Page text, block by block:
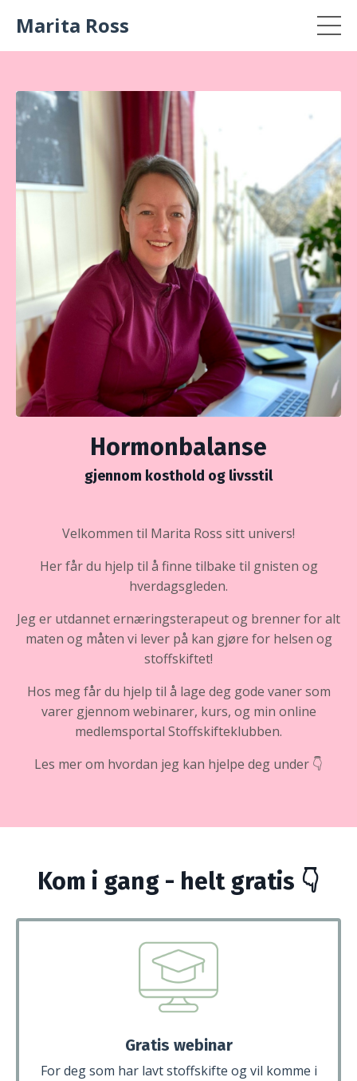
Marita Ross
Hormonbalanse
gjennom kosthold og livsstil
Velkommen til Marita Ross sitt univers!
Her får du hjelp til å finne tilbake til gnisten og
hverdagsgleden.
Jeg er utdannet ernæringsterapeut og brenner for alt
maten og måten vi lever på kan gjøre for helsen og
stoffskiftet!
Hos meg får du hjelp til å lage deg gode vaner som
varer gjennom webinarer, kurs, og min online
medlemsportal Stoffskifteklubben.
Les mer om hvordan jeg kan hjelpe deg under 👇
Kom i gang - helt gratis 👇
Gratis webinar
For deg som har lavt stoffskifte og vil komme i